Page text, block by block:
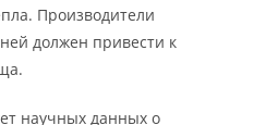
Производители
должен привести к
научных данных о